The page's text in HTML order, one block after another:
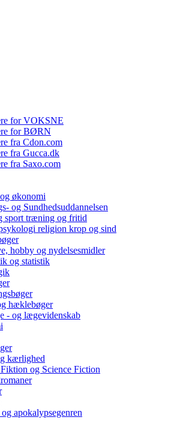
for VOKSNE
for BØRN
fra Cdon.com
fra Gucca.dk
fra Saxo.com
økonomi
og Sundhedsuddannelsen
sport træning og fritid
religion krop og sind
hobby og nydelsesmidler
og statistik
hæklebøger
- og lægevidenskab
kærlighed
og Science Fiction
apokalypsegenren